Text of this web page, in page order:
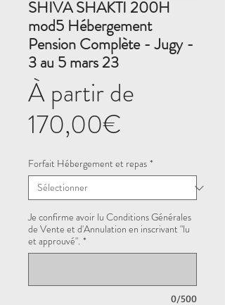
SHIVA SHAKTI 200H
mod5 Hébergement
Pension Complète - Jugy -
3 au 5 mars 23
À partir de
170,00€
Forfait Hébergement et repas *
Je confirme avoir lu Conditions Générales
de Vente et d'Annulation en inscrivant "lu
et approuvé". *
0/500